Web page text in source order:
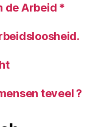
de Arbeid *
teveel ?